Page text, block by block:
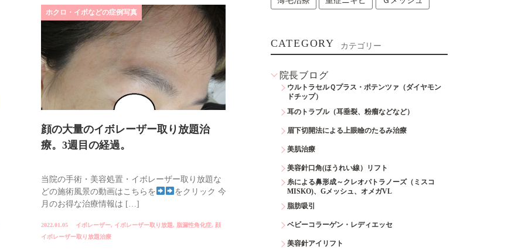
ホクロ・イボなどの症例写真
顔の大量のイボレーザー取り放題治
療。3週目の経過。
当院の手術・美容処置・イボレーザー取り放題な
どの施術風景の動画はこちらを
をクリック 今
月のお得な治療情報は […]
2022.01.05 イボレーザー, イボレーザー取り放題, 脂漏性角化症, 顔
イボレーザー取り放題治療
CATEGORY カテゴリー
院長ブログ
ウルトラセルＱプラス・ポテンツァ（ダイヤモン
ドチップ）
耳のトラブル（耳垂裂、粉瘤などなど）
眉下切開法による上眼瞼のたるみ治療
美肌治療
美容針口角(ほうれい線）リフト
糸による鼻形成～クレオパトラノーズ（ミスコ
MISKO)、Gメッシュ、オメガVL
脂肪吸引
ベビーコラーゲン・レディエッセ
美容針アイリフト